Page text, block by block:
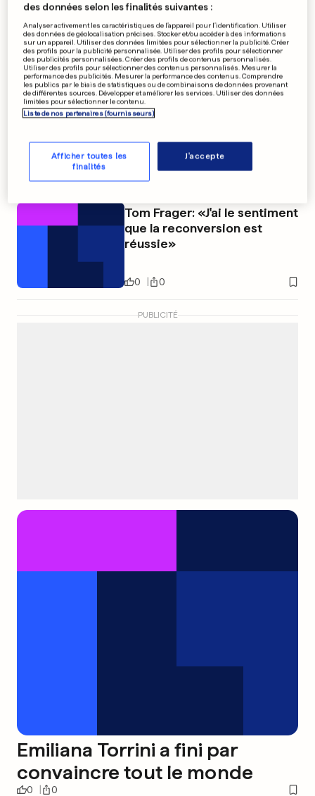
Faut-il se faire vacciner contre
la grippe A?
0 0
«Pour une scène de sexe, il
faudra attendre Twilight 4»
0
Tom Frager: «J'ai le sentiment
que la reconversion est
réussie»
0 0
PUBLICITÉ
Emiliana Torrini a fini par
convaincre tout le monde
0 0
des données selon les finalités suivantes :
Analyser activement les caractéristiques de l’appareil pour l’identification. Utiliser
des données de géolocalisation précises. Stocker et/ou accéder à des informations
sur un appareil. Utiliser des données limitées pour sélectionner la publicité. Créer
des profils pour la publicité personnalisée. Utiliser des profils pour sélectionner
des publicités personnalisées. Créer des profils de contenus personnalisés.
Utiliser des profils pour sélectionner des contenus personnalisés. Mesurer la
performance des publicités. Mesurer la performance des contenus. Comprendre
les publics par le biais de statistiques ou de combinaisons de données provenant
de différentes sources. Développer et améliorer les services. Utiliser des données
limitées pour sélectionner le contenu.
Liste de nos partenaires (fournisseurs)
Afficher toutes les
finalités
J'accepte